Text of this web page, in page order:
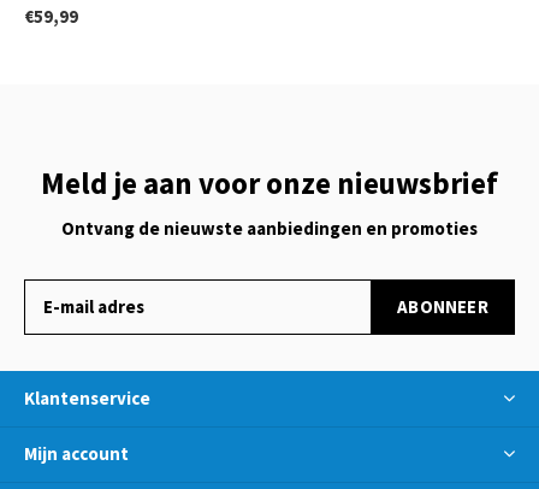
€59,99
Meld je aan voor onze nieuwsbrief
Ontvang de nieuwste aanbiedingen en promoties
ABONNEER
Klantenservice
Mijn account